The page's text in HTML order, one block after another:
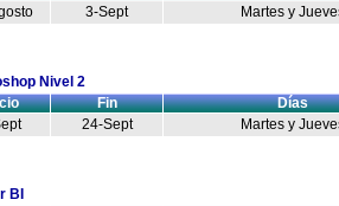
3-Sept Martes y
Nivel 2
Fin
Días
24-Sept Martes y
BI